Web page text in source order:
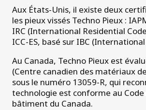
Tous les types de
projets
commerciaux
Aux États-Unis, il existe deux
les pieux vissés Techno Pieux :
IRC (International Residential
ICC-ES, basé sur IBC
Au Canada, Techno Pieux est
(Centre canadien des matériaux
sous le numéro 13059-R, qui
technologie est conforme au
bâtiment du Canada.